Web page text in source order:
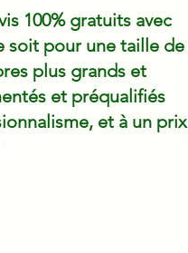
100% gratuits avec
soit pour une taille de
plus grands et
et préqualifiés
et à un prix